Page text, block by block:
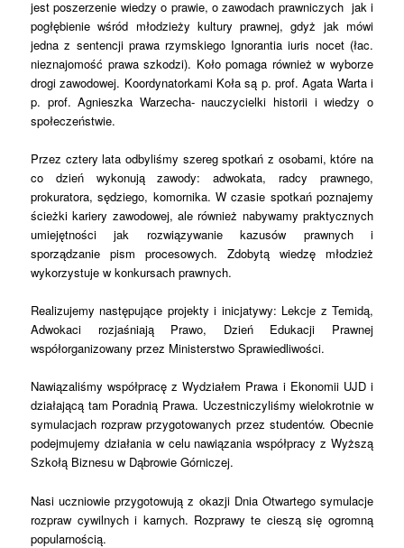
jest poszerzenie wiedzy o prawie, o zawodach prawniczych jak i
pogłębienie wśród młodzieży kultury prawnej, gdyż jak mówi
jedna z sentencji prawa rzymskiego Ignorantia iuris nocet (łac.
nieznajomość prawa szkodzi). Koło pomaga również w wyborze
drogi zawodowej. Koordynatorkami Koła są p. prof. Agata Warta i
p. prof. Agnieszka Warzecha- nauczycielki historii i wiedzy o
społeczeństwie.
Przez cztery lata odbyliśmy szereg spotkań z osobami, które na
co dzień wykonują zawody: adwokata, radcy prawnego,
prokuratora, sędziego, komornika. W czasie spotkań poznajemy
ścieżki kariery zawodowej, ale również nabywamy praktycznych
umiejętności jak rozwiązywanie kazusów prawnych i
sporządzanie pism procesowych. Zdobytą wiedzę młodzież
wykorzystuje w konkursach prawnych.
Realizujemy następujące projekty i inicjatywy: Lekcje z Temidą,
Adwokaci rozjaśniają Prawo, Dzień Edukacji Prawnej
współorganizowany przez Ministerstwo Sprawiedliwości.
Nawiązaliśmy współpracę z Wydziałem Prawa i Ekonomii UJD i
działającą tam Poradnią Prawa. Uczestniczyliśmy wielokrotnie w
symulacjach rozpraw przygotowanych przez studentów. Obecnie
podejmujemy działania w celu nawiązania współpracy z Wyższą
Szkołą Biznesu w Dąbrowie Górniczej.
Nasi uczniowie przygotowują z okazji Dnia Otwartego symulacje
rozpraw cywilnych i karnych. Rozprawy te cieszą się ogromną
popularnością.